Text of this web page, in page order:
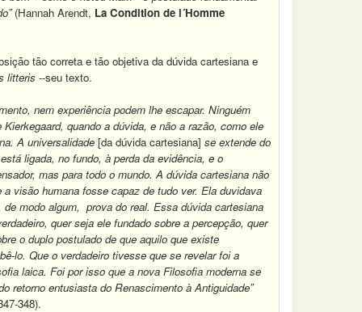
(Hannah Arendt, La Condition de l´Homme
tão correta e tão objetiva da dúvida cartesiana e
litteris --seu texto.
nem experiência podem lhe escapar. Ninguém
quando a dúvida, e não a razão, como ele
A universalidade [da dúvida cartesiana] se extende do
ligada, no fundo, à perda da evidência, e o
mas para todo o mundo. A dúvida cartesiana não
visão humana fosse capaz de tudo ver. Ela duvidava
modo algum, prova do real. Essa dúvida cartesiana
quer seja ele fundado sobre a percepção, quer
o duplo postulado de que aquilo que existe
lo. Que o verdadeiro tivesse que se revelar foi a
laica. Foi por isso que a nova Filosofia moderna se
entusiasta do Renascimento à Antiguidade”
348).